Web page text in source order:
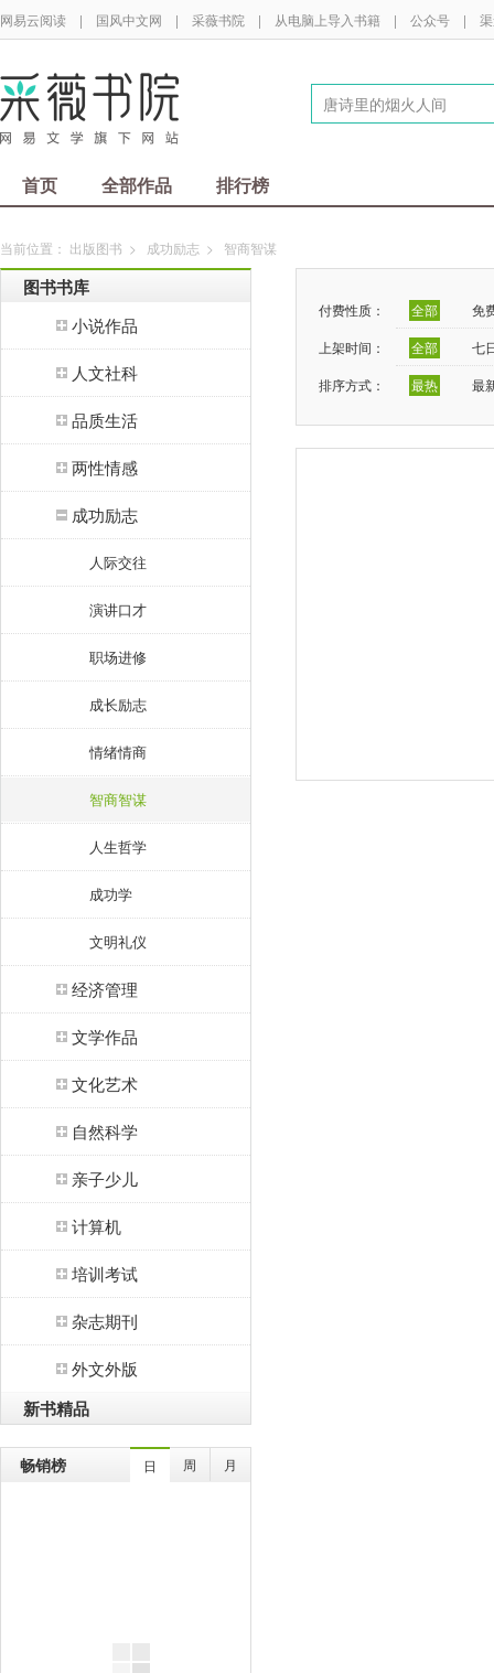
网易云阅读 | 国风中文网 | 采薇书院 | 从电脑上导入书籍 | 公众号 |
首页 全部作品 排行榜
当前位置： 出版图书 > 成功励志 > 智商智谋
图书书库
小说作品
人文社科
品质生活
两性情感
成功励志
人际交往
演讲口才
职场进修
成长励志
情绪情商
智商智谋
人生哲学
成功学
文明礼仪
经济管理
文学作品
文化艺术
自然科学
亲子少儿
计算机
培训考试
杂志期刊
外文外版
新书精品
畅销榜 日 周 月
付费性质： 全部
免
上架时间：
全部
七
排序方式：
最热 最